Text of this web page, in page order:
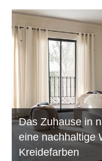
Das Zuhause in
eine nachhaltige
Kreidefarben